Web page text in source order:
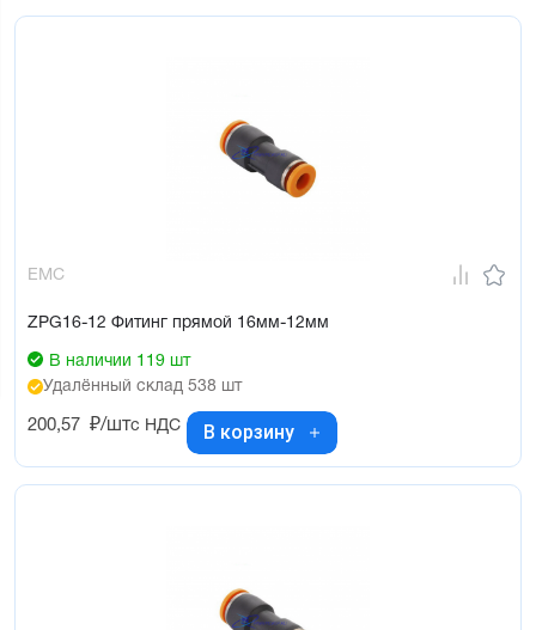
EMC
ZPG16-12 Фитинг прямой 16мм-12мм
В наличии 119 шт
Удалённый склад 538 шт
200,57 ₽/штс НДС В корзину